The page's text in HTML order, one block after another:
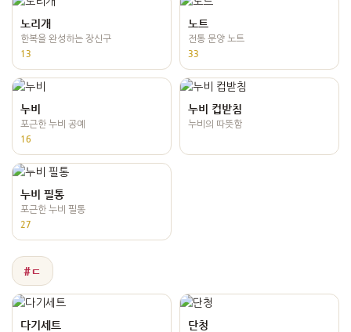
노리개
한복을 완성하는 장신구
13
노트
전통 문양 노트
33
누비
포근한 누비 공예
16
누비 컵받침
누비의 따뜻함
누비 필통
포근한 누비 필통
27
#ㄷ
다기세트 단청